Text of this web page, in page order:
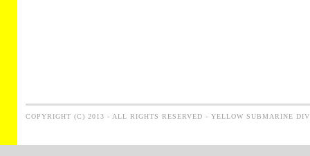
COPYRIGHT (C) 2013 - ALL RIGHTS RESERVED - YELLOW SUBMARINE